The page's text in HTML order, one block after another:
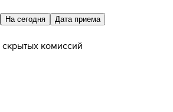
На сегодня
Дата приема
комиссий